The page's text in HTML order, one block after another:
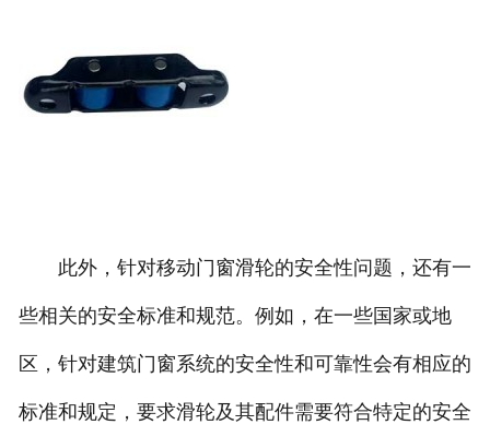
此外，针对移动门窗滑轮的安全性问题，还有一
些相关的安全标准和规范。例如，在一些国家或地
区，针对建筑门窗系统的安全性和可靠性会有相应的
标准和规定，要求滑轮及其配件需要符合特定的安全